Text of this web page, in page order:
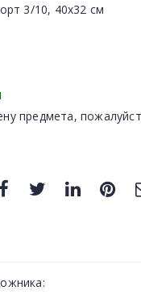
3/10, 40x32 см
предмета,